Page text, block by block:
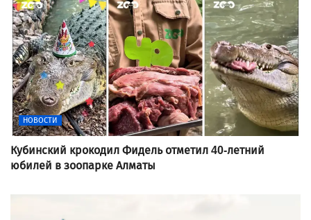
НОВОСТИ
Кубинский крокодил Фидель отметил 40-летний
юбилей в зоопарке Алматы